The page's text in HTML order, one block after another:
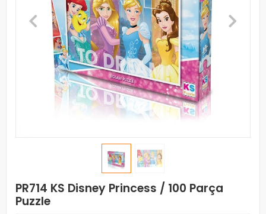
PR714 KS Disney Princess / 100 Parça
Puzzle